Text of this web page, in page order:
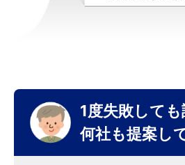
1度失敗しても
何社も提案し